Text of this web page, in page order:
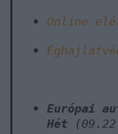
Online
Európai
Hét